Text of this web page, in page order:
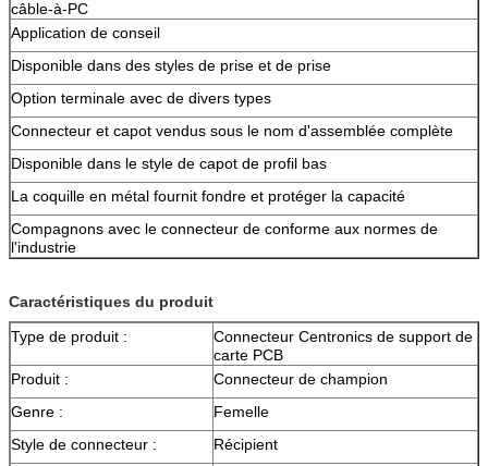
câble-à-PC
Application de conseil
Disponible dans des styles de prise et de prise
Option terminale avec de divers types
Connecteur et capot vendus sous le nom d'assemblée complète
Disponible dans le style de capot de profil bas
La coquille en métal fournit fondre et protéger la capacité
Compagnons avec le connecteur de conforme aux normes de
l'industrie
Caractéristiques du produit
Type de produit :
Connecteur Centronics de support de
carte PCB
Produit :
Connecteur de champion
Genre :
Femelle
Style de connecteur :
Récipient